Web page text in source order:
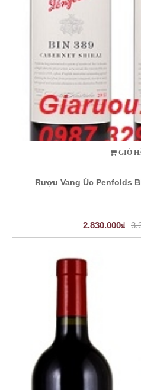
GIỎ
Rượu Vang Úc Penfolds
2.830.000₫